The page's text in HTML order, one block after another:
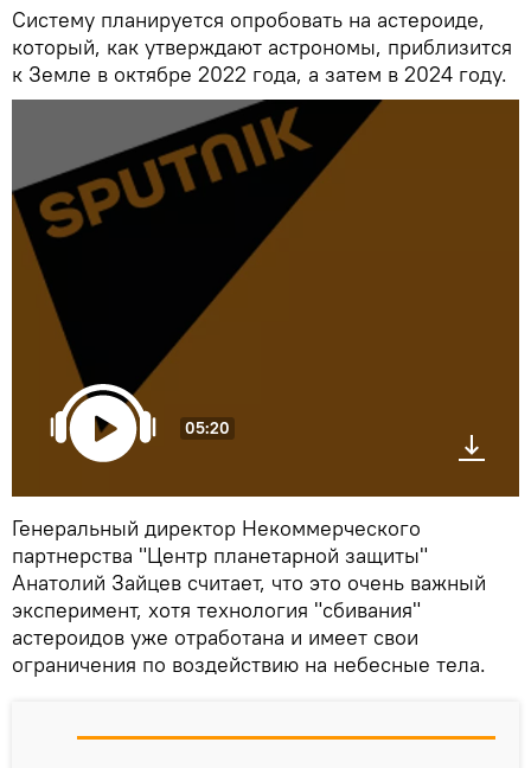
Систему планируется опробовать на астероиде,
который, как утверждают астрономы, приблизится
к Земле в октябре 2022 года, а затем в 2024 году.
05:20
Генеральный директор Некоммерческого
партнерства "Центр планетарной защиты"
Анатолий Зайцев считает, что это очень важный
эксперимент, хотя технология "сбивания"
астероидов уже отработана и имеет свои
ограничения по воздействию на небесные тела.